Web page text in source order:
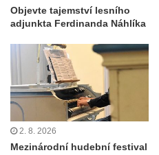
Objevte tajemství lesního
adjunkta Ferdinanda Náhlíka
2. 8. 2026
Mezinárodní hudební festival